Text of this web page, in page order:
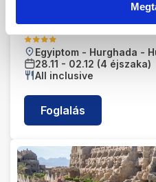
Aladdin Beach
Egyiptom - Hurghada -
28.11 - 02.12 (4 éjszaka)
All inclusive
Foglalás